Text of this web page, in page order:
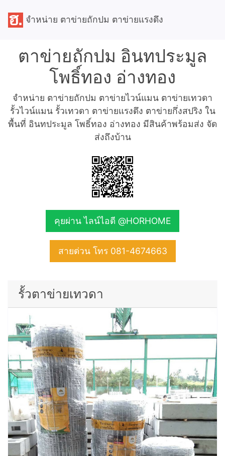
จำหน่าย ตาข่ายถักปม ตาข่ายแรงดึง
ตาข่ายถักปม อินทประมูล
โพธิ์ทอง อ่างทอง
จำหน่าย ตาข่ายถักปม ตาข่ายไวน์แมน ตาข่ายเทวดา
รั้วไวน์แมน รั้วเทวดา ตาข่ายแรงดึง ตาข่ายกึ่งสปริง ใน
พื้นที่ อินทประมูล โพธิ์ทอง อ่างทอง มีสินค้าพร้อมส่ง จัด
ส่งถึงบ้าน
คุยผ่าน ไลน์ไอดี @HORHOME
สายด่วน โทร 081-4674663
รั้วตาข่ายเทวดา